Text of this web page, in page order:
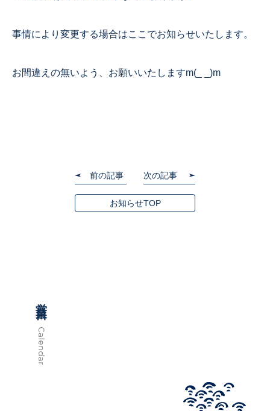
事情により変更する場合はここでお知らせいたします。
お間違えの無いよう、お願いいたしますm(_ _)m
前の記事 次の記事
お知らせTOP